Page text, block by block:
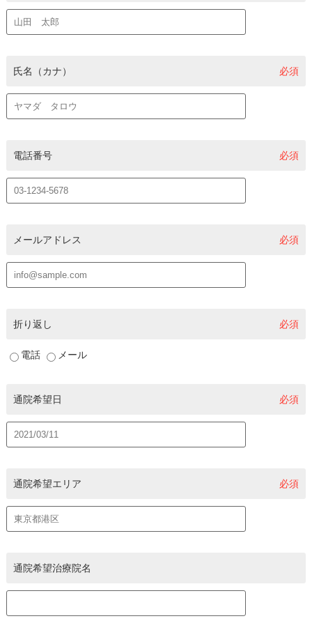
氏名（カナ） 必須
電話番号 必須
メールアドレス 必須
折り返し 必須
電話 メール
通院希望日 必須
通院希望エリア 必須
通院希望治療院名